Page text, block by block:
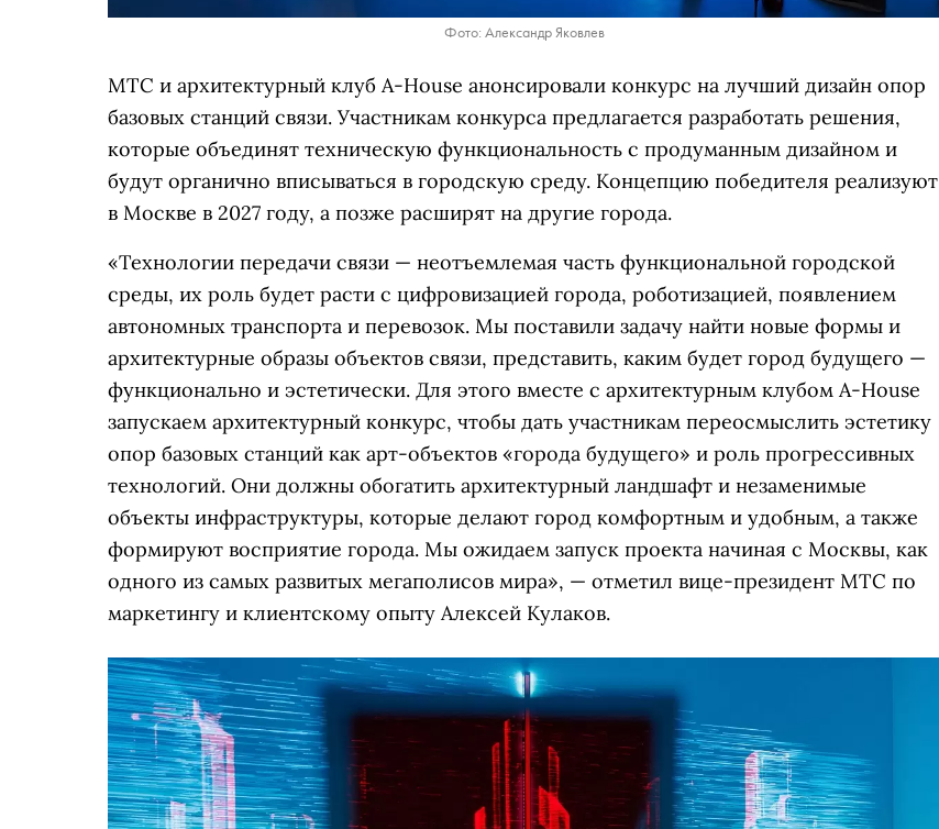
Фото: Александр Яковлев
МТС и архитектурный клуб A-House анонсировали конкурс на лучший дизайн опор
базовых станций связи. Участникам конкурса предлагается разработать решения,
которые объединят техническую функциональность с продуманным дизайном и
будут органично вписываться в городскую среду. Концепцию победителя реализуют
в Москве в 2027 году, а позже расширят на другие города.
«Технологии передачи связи — неотъемлемая часть функциональной городской
среды, их роль будет расти с цифровизацией города, роботизацией, появлением
автономных транспорта и перевозок. Мы поставили задачу найти новые формы и
архитектурные образы объектов связи, представить, каким будет город будущего —
функционально и эстетически. Для этого вместе с архитектурным клубом A-House
запускаем архитектурный конкурс, чтобы дать участникам переосмыслить эстетику
опор базовых станций как арт-объектов «города будущего» и роль прогрессивных
технологий. Они должны обогатить архитектурный ландшафт и незаменимые
объекты инфраструктуры, которые делают город комфортным и удобным, а также
формируют восприятие города. Мы ожидаем запуск проекта начиная с Москвы, как
одного из самых развитых мегаполисов мира», — отметил вице-президент МТС по
маркетингу и клиентскому опыту Алексей Кулаков.